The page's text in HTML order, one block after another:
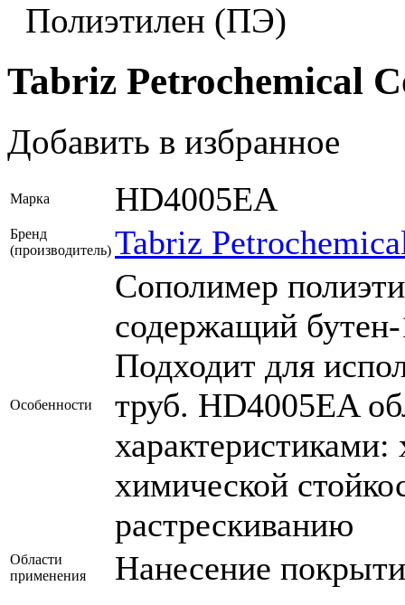
Полиэтилен (ПЭ)
Tabriz Petrochemical
Добавить в избранное
Марка HD4005EA
Бренд
(производитель) Tabriz
Особенности
Cополимер
содержащий
Подходит для
труб. HD4005EA
химической
растрескиванию
Области
применения
Нанесение